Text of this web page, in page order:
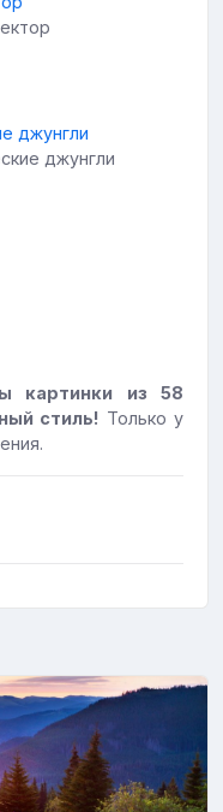
джунгли
картинки из 58
стиль! Только у